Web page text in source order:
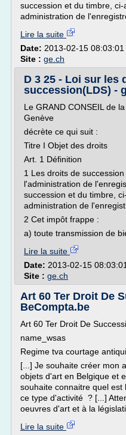
succession et du timbre,
administration de
Lire la suite
Date: 2013-02-15 08:03:01
Site : ge.ch
D 3 25 - Loi sur les
succession(LDS) -
Le GRAND CONSEIL de
Genève
décrète ce qui suit :
Titre I Objet des droits
Art. 1 Définition
1 Les droits de
l'administration de
succession et du timbre,
administration de
2 Cet impôt frappe :
a) toute transmission de
Lire la suite
Date: 2013-02-15 08:03:01
Site : ge.ch
Art 60 Ter Droit De
BeCompta.be
Art 60 Ter Droit De
name_wsas
Regime tva courtage
[...] Je souhaite créer mon
objets d'art en Belgique et
souhaite connaitre quel est
ce type d'activité ? [...]
oeuvres d'art et à la
Lire la suite